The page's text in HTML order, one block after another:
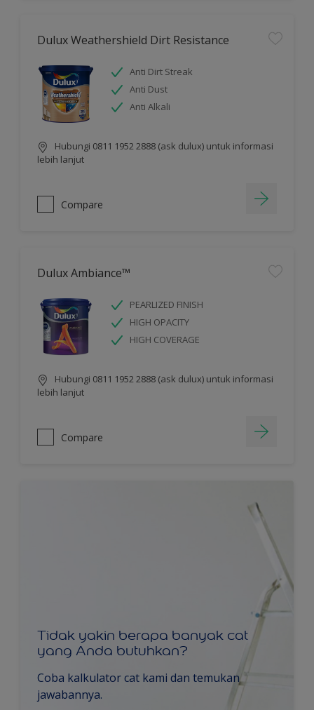
Dulux Weathershield Dirt Resistance
Anti Dirt Streak
Anti Dust
Anti Alkali
Hubungi 0811 1952 2888 (ask dulux) untuk informasi
lebih lanjut
Compare
Dulux Ambiance™
PEARLIZED FINISH
HIGH OPACITY
HIGH COVERAGE
Hubungi 0811 1952 2888 (ask dulux) untuk informasi
lebih lanjut
Compare
Tidak yakin berapa banyak cat
yang Anda butuhkan?
Coba kalkulator cat kami dan temukan
jawabannya.